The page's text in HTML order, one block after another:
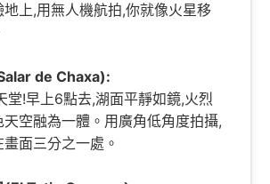
上,用無人機航拍,你就像火星移
de Chaxa):
堂!早上6點去,湖面平靜如鏡,火烈
空融為一體。用廣角低角度拍攝,
面三分之一處。